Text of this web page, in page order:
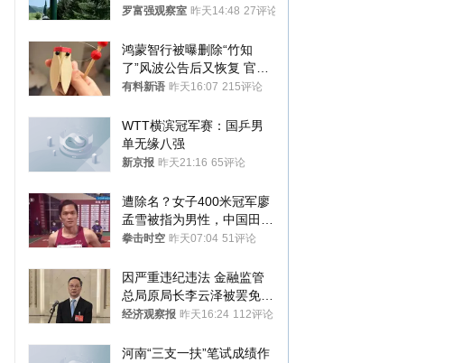
发现出大事了
罗富强观察室 昨天14:48 27评论
鸿蒙智行被曝删除“竹知
了”风波公告后又恢复 官媒
曾力挺：劝华为要大度的，
有料新语 昨天16:07 215评论
WTT横滨冠军赛：国乒男
单无缘八强
新京报 昨天21:16 65评论
遭除名？女子400米冠军廖
孟雪被指为男性，中国田协
默不作声
拳击时空 昨天07:04 51评论
因严重违纪违法 金融监管
总局原局长李云泽被罢免全
国人大代表
经济观察报 昨天16:24 112评论
河南“三支一扶”笔试成绩作